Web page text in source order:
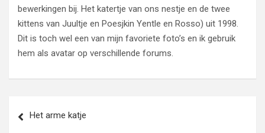
bewerkingen bij. Het katertje van ons nestje en de twee
kittens van Juultje en Poesjkin Yentle en Rosso) uit 1998.
Dit is toch wel een van mijn favoriete foto’s en ik gebruik
hem als avatar op verschillende forums.
navigatie
Het arme katje